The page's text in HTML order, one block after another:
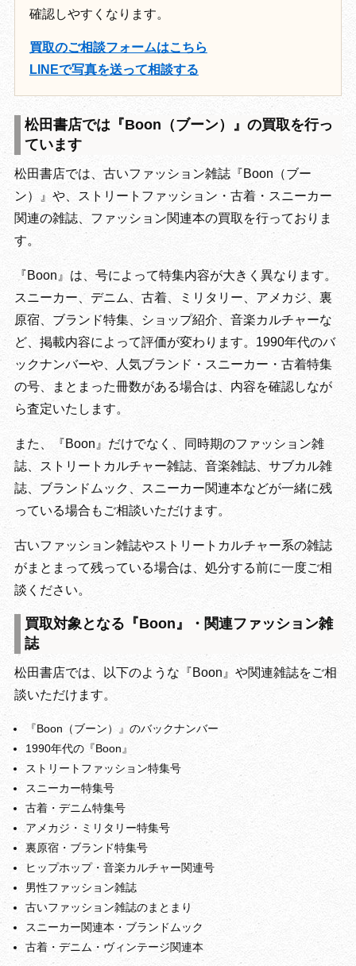
確認しやすくなります。
買取のご相談フォームはこちら
LINEで写真を送って相談する
松田書店では『Boon（ブーン）』の買取を行っ
ています
松田書店では、古いファッション雑誌『Boon（ブー
ン）』や、ストリートファッション・古着・スニーカー
関連の雑誌、ファッション関連本の買取を行っておりま
す。
『Boon』は、号によって特集内容が大きく異なります。
スニーカー、デニム、古着、ミリタリー、アメカジ、裏
原宿、ブランド特集、ショップ紹介、音楽カルチャーな
ど、掲載内容によって評価が変わります。1990年代のバ
ックナンバーや、人気ブランド・スニーカー・古着特集
の号、まとまった冊数がある場合は、内容を確認しなが
ら査定いたします。
また、『Boon』だけでなく、同時期のファッション雑
誌、ストリートカルチャー雑誌、音楽雑誌、サブカル雑
誌、ブランドムック、スニーカー関連本などが一緒に残
っている場合もご相談いただけます。
古いファッション雑誌やストリートカルチャー系の雑誌
がまとまって残っている場合は、処分する前に一度ご相
談ください。
買取対象となる『Boon』・関連ファッション雑
誌
松田書店では、以下のような『Boon』や関連雑誌をご相
談いただけます。
『Boon（ブーン）』のバックナンバー
1990年代の『Boon』
ストリートファッション特集号
スニーカー特集号
古着・デニム特集号
アメカジ・ミリタリー特集号
裏原宿・ブランド特集号
ヒップホップ・音楽カルチャー関連号
男性ファッション雑誌
古いファッション雑誌のまとまり
スニーカー関連本・ブランドムック
古着・デニム・ヴィンテージ関連本